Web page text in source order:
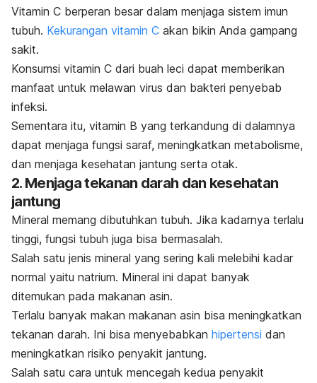
Vitamin C berperan besar dalam menjaga sistem imun
tubuh. Kekurangan vitamin C akan bikin Anda gampang
sakit.
Konsumsi vitamin C dari buah leci dapat memberikan
manfaat untuk melawan virus dan bakteri penyebab
infeksi.
Sementara itu, vitamin B yang terkandung di dalamnya
dapat menjaga fungsi saraf, meningkatkan metabolisme,
dan menjaga kesehatan jantung serta otak.
2. Menjaga tekanan darah dan kesehatan
jantung
Mineral memang dibutuhkan tubuh. Jika kadarnya terlalu
tinggi, fungsi tubuh juga bisa bermasalah.
Salah satu jenis mineral yang sering kali melebihi kadar
normal yaitu natrium. Mineral ini dapat banyak
ditemukan pada makanan asin.
Terlalu banyak makan makanan asin bisa meningkatkan
tekanan darah. Ini bisa menyebabkan hipertensi dan
meningkatkan risiko penyakit jantung.
Salah satu cara untuk mencegah kedua penyakit